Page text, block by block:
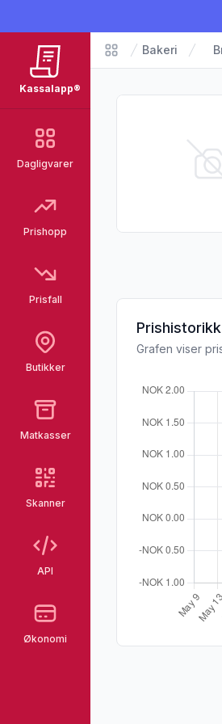
Kassalapp®
Dagligvarer
Prishopp
Prisfall
Butikker
Matkasser
Skanner
API
Økonomi
Matvarer
Bakeri
Prishistorikk
Grafen viser